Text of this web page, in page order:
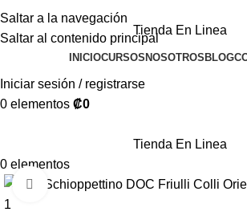
Saltar a la navegación
Saltar al contenido principal
Tienda En Linea
INICIOCURSOSNOSOTROSBLOG
Iniciar sesión / registrarse
0 elementos ₡0
Tienda En Linea
0 elementos
Haga clic para ampliar